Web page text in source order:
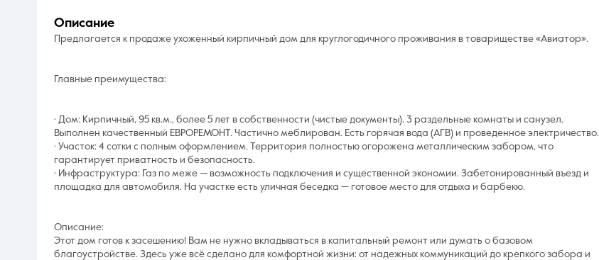
описание
Предлагается к продаже ухоженный кирпичный дом для круглогодичного проживания в товариществе «Авиатор».
Главные преимущества:
· Дом: Кирпичный, 95 кв.м., более 5 лет в собственности (чистые документы). 3 раздельные комнаты и санузел.
Выполнен качественный ЕВРОРЕМОНТ. Частично меблирован. Есть горячая вода (АГВ) и проведенное электричество.
· Участок: 4 сотки с полным оформлением. Территория полностью огорожена металлическим забором, что
гарантирует приватность и безопасность.
· Инфраструктура: Газ по меже — возможность подключения и существенной экономии. Забетонированный въезд и
площадка для автомобиля. На участке есть уличная беседка — готовое место для отдыха и барбекю.
Описание:
Этот дом готов к засешению! Вам не нужно вкладываться в капитальный ремонт или думать о базовом
благоустройстве. Здесь уже всё сделано для комфортной жизни: от надежных коммуникаций до крепкого забора и